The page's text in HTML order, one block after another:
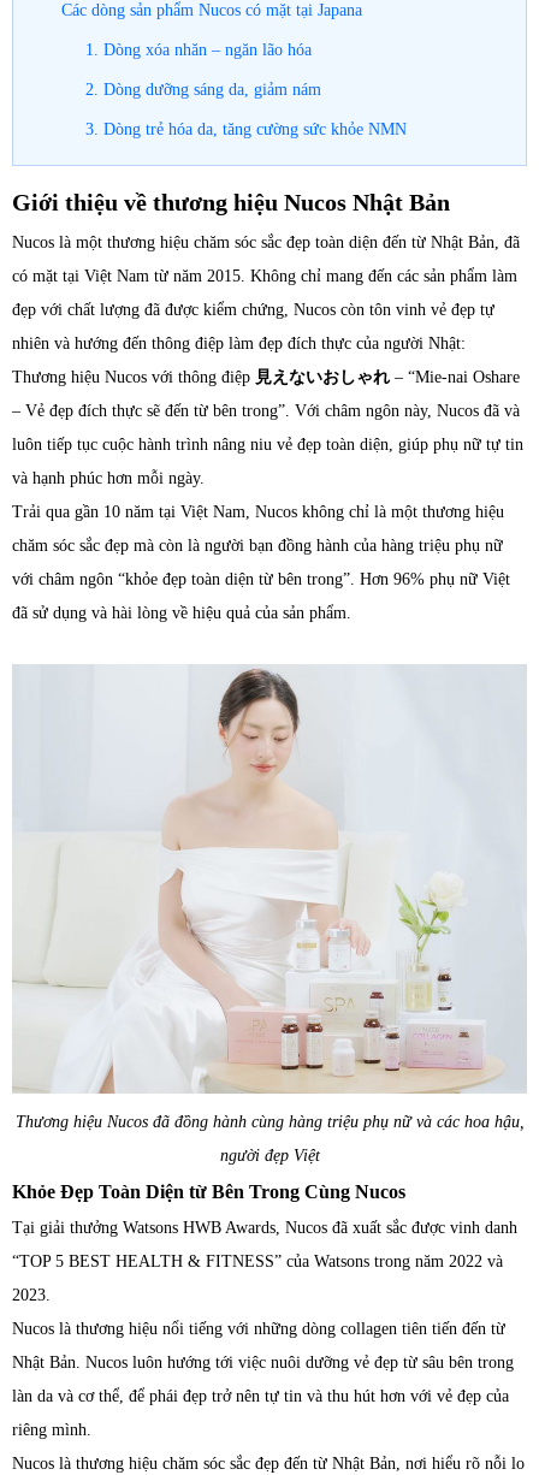
Các dòng sản phẩm Nucos có mặt tại Japana
1. Dòng xóa nhăn – ngăn lão hóa
2. Dòng dưỡng sáng da, giảm nám
3. Dòng trẻ hóa da, tăng cường sức khỏe NMN
Giới thiệu về thương hiệu Nucos Nhật Bản
Nucos là một thương hiệu chăm sóc sắc đẹp toàn diện đến từ Nhật Bản, đã
có mặt tại Việt Nam từ năm 2015. Không chỉ mang đến các sản phẩm làm
đẹp với chất lượng đã được kiểm chứng, Nucos còn tôn vinh vẻ đẹp tự
nhiên và hướng đến thông điệp làm đẹp đích thực của người Nhật:
Thương hiệu Nucos với thông điệp 見えないおしゃれ – “Mie-nai Oshare
– Vẻ đẹp đích thực sẽ đến từ bên trong”. Với châm ngôn này, Nucos đã và
luôn tiếp tục cuộc hành trình nâng niu vẻ đẹp toàn diện, giúp phụ nữ tự tin
và hạnh phúc hơn mỗi ngày.
Trải qua gần 10 năm tại Việt Nam, Nucos không chỉ là một thương hiệu
chăm sóc sắc đẹp mà còn là người bạn đồng hành của hàng triệu phụ nữ
với châm ngôn “khỏe đẹp toàn diện từ bên trong”. Hơn 96% phụ nữ Việt
đã sử dụng và hài lòng về hiệu quả của sản phẩm.
Thương hiệu Nucos đã đồng hành cùng hàng triệu phụ nữ và các hoa hậu,
người đẹp Việt
Khỏe Đẹp Toàn Diện từ Bên Trong Cùng Nucos
Tại giải thưởng Watsons HWB Awards, Nucos đã xuất sắc được vinh danh
“TOP 5 BEST HEALTH & FITNESS” của Watsons trong năm 2022 và
2023.
Nucos là thương hiệu nổi tiếng với những dòng collagen tiên tiến đến từ
Nhật Bản. Nucos luôn hướng tới việc nuôi dưỡng vẻ đẹp từ sâu bên trong
làn da và cơ thể, để phái đẹp trở nên tự tin và thu hút hơn với vẻ đẹp của
riêng mình.
Nucos là thương hiệu chăm sóc sắc đẹp đến từ Nhật Bản, nơi hiểu rõ nỗi lo